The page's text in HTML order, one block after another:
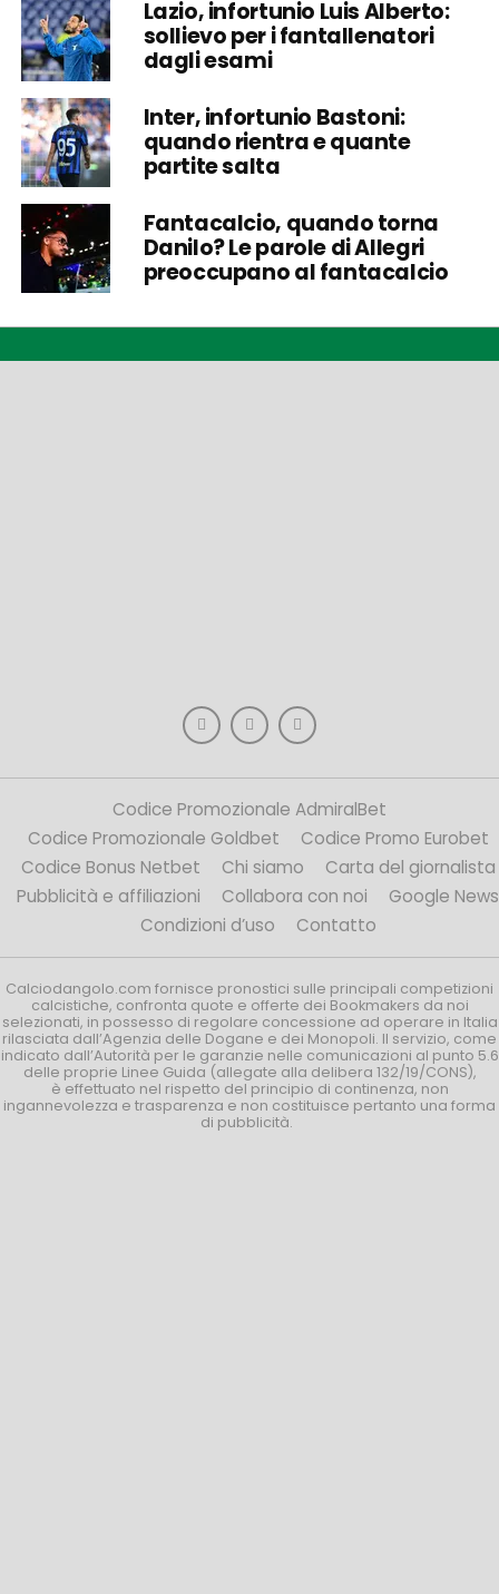
Lazio, infortunio Luis Alberto:
sollievo per i fantallenatori
dagli esami
Inter, infortunio Bastoni:
quando rientra e quante
partite salta
Fantacalcio, quando torna
Danilo? Le parole di Allegri
preoccupano al fantacalcio
Codice Promozionale AdmiralBet
Codice Promozionale Goldbet
Codice Promo Eurobet
Codice Bonus Netbet
Chi siamo
Carta del giornalista
Pubblicità e affiliazioni
Collabora con noi
Google News
Condizioni d’uso
Contatto
Calciodangolo.com fornisce pronostici sulle principali competizioni
calcistiche, confronta quote e offerte dei Bookmakers da noi
selezionati, in possesso di regolare concessione ad operare in Italia
rilasciata dall’Agenzia delle Dogane e dei Monopoli. Il servizio, come
indicato dall’Autorità per le garanzie nelle comunicazioni al punto 5.6
delle proprie Linee Guida (allegate alla delibera 132/19/CONS),
è effettuato nel rispetto del principio di continenza, non
ingannevolezza e trasparenza e non costituisce pertanto una forma
di pubblicità.